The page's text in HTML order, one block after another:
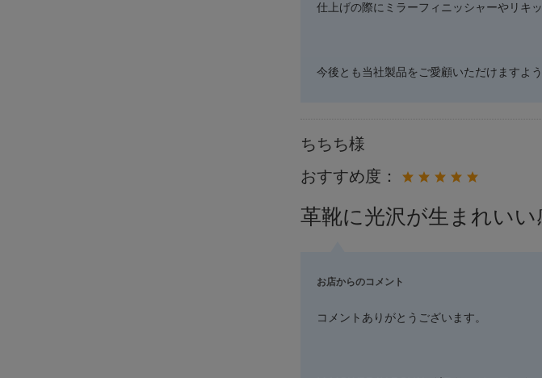
仕上げの際にミラーフィニッシャーやリキ
今後とも当社製品をご愛顧いただけますよ
ちちち様
おすすめ度：
革靴に光沢が生まれいい
お店からのコメント
コメントありがとうございます。